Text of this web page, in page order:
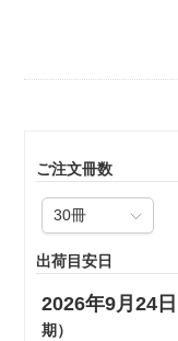
ご注文冊数
出荷目安日
2026年9月24日
期）